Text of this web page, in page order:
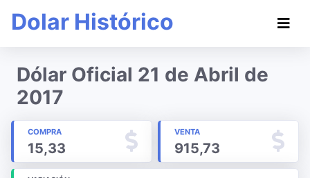
Dolar Histórico
Dólar Oficial 21 de Abril de
2017
COMPRA
15,33
VENTA
915,73